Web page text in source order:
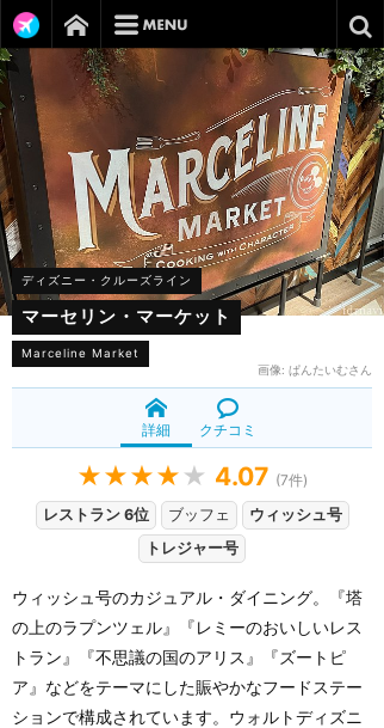
ディズニー・クルーズライン
マーセリン・マーケット
Marceline Market
画像: ぱんたいむさん
詳細 クチコミ
★★★★ ★ 4.07 (7件)
レストラン 6位
ブッフェ
ウィッシュ号
トレジャー号
ウィッシュ号のカジュアル・ダイニング。『塔
の上のラプンツェル』『レミーのおいしいレス
トラン』『不思議の国のアリス』『ズートピ
ア』などをテーマにした賑やかなフードステー
ションで構成されています。ウォルトディズニ